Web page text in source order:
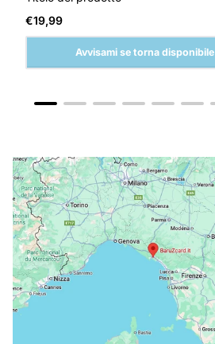
Prezzo
normale
€19,99
Avvisami se torna disponibile